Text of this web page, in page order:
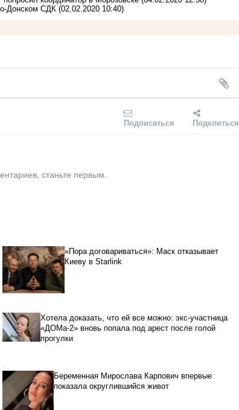
Донском СДК (02.02.2020 10:40)
Подписаться Поделиться
станьте первым.
«Пора договариваться»: Маск отказывает
Киеву в Starlink
Хотела доказать, что ей все можно: экс-участница
«ДОМа-2» вновь попала под арест после голой
прогулки
Беременная Мирослава Карпович впервые
показала округлившийся живот